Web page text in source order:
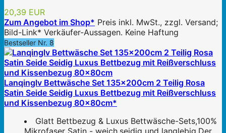
20,39 EUR
Zum Angebot im Shop* Preis inkl. MwSt., zzgl. Versand;
Bild-Link* Verkäufer-Aussagen. Keine Haftung
Bestseller Nr. 8
Lanqinglv Bettwäsche Set 135x200cm 2 Teilig Rosa
Satin Seide Seidig Luxus Bettbezug mit Reißverschluss
und Kissenbezug 80x80cm*
Glatt Bettbezug & Luxus Bettwäsche-Sets,100%